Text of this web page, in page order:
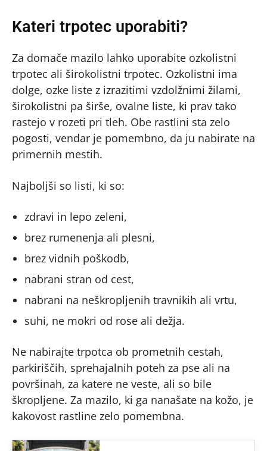
Kateri trpotec uporabiti?
Za domače mazilo lahko uporabite ozkolistni
trpotec ali širokolistni trpotec. Ozkolistni ima
dolge, ozke liste z izrazitimi vzdolžnimi žilami,
širokolistni pa širše, ovalne liste, ki prav tako
rastejo v rozeti pri tleh. Obe rastlini sta zelo
pogosti, vendar je pomembno, da ju nabirate na
primernih mestih.
Najboljši so listi, ki so:
zdravi in lepo zeleni,
brez rumenenja ali plesni,
brez vidnih poškodb,
nabrani stran od cest,
nabrani na neškropljenih travnikih ali vrtu,
suhi, ne mokri od rose ali dežja.
Ne nabirajte trpotca ob prometnih cestah,
parkiriščih, sprehajalnih poteh za pse ali na
površinah, za katere ne veste, ali so bile
škropljene. Za mazilo, ki ga nanašate na kožo, je
kakovost rastline zelo pomembna.